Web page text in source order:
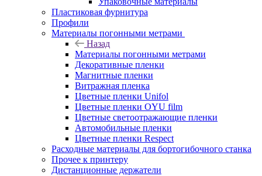
Пластиковая фурнитура
Профили
Материалы погонными метрами
Назад
Материалы погонными метрами
Декоративные пленки
Магнитные пленки
Витражная пленка
Цветные пленки Unifol
Цветные пленки OYU film
Цветные светоотражающие пленки
Автомобильные пленки
Цветные пленки Respect
Расходные материалы для бортогибочного станка
Прочее к принтеру
Дистанционные держатели